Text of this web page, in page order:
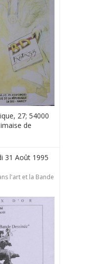
27; 54000
de
31 Août 1995
l'art et la Bande